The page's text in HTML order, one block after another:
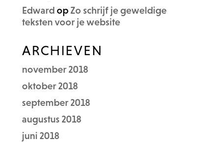
Edward opZo schrijf je geweldige
teksten voor je website
ARCHIEVEN
november 2018
oktober 2018
september 2018
augustus 2018
juni 2018